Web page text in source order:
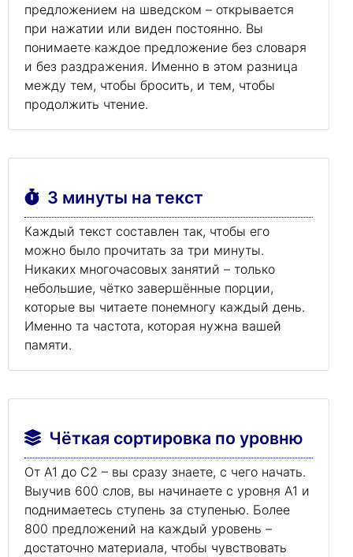
предложением на шведском – открывается
при нажатии или виден постоянно. Вы
понимаете каждое предложение без словаря
и без раздражения. Именно в этом разница
между тем, чтобы бросить, и тем, чтобы
продолжить чтение.
3 минуты на текст
Каждый текст составлен так, чтобы его
можно было прочитать за три минуты.
Никаких многочасовых занятий – только
небольшие, чётко завершённые порции,
которые вы читаете понемногу каждый день.
Именно та частота, которая нужна вашей
памяти.
Чёткая сортировка по уровню
От A1 до C2 – вы сразу знаете, с чего начать.
Выучив 600 слов, вы начинаете с уровня A1 и
поднимаетесь ступень за ступенью. Более
800 предложений на каждый уровень –
достаточно материала, чтобы чувствовать